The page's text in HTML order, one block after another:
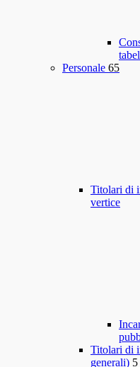
Personale 65
Titolari di
vertice
Titolari di
generali) 5